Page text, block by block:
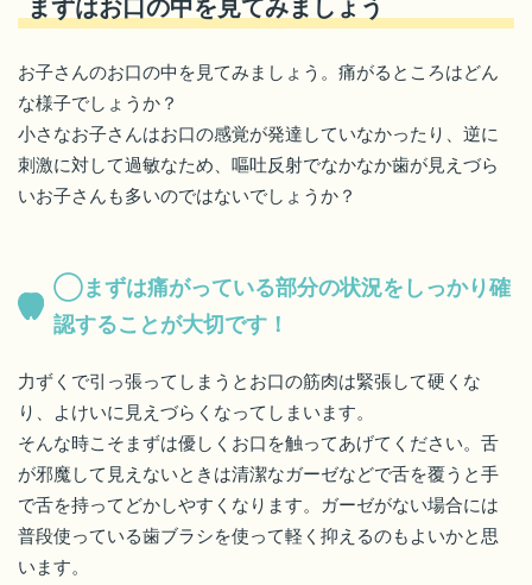
まずはお口の中を見てみましょう
お子さんのお口の中を見てみましょう。痛がるところはどん
な様子でしょうか？
小さなお子さんはお口の感覚が発達していなかったり、逆に
刺激に対して過敏なため、嘔吐反射でなかなか歯が見えづら
いお子さんも多いのではないでしょうか？
◯まずは痛がっている部分の状況をしっかり確
認することが大切です！
力ずくで引っ張ってしまうとお口の筋肉は緊張して硬くな
り、よけいに見えづらくなってしまいます。
そんな時こそまずは優しくお口を触ってあげてください。舌
が邪魔して見えないときは清潔なガーゼなどで舌を覆うと手
で舌を持ってどかしやすくなります。ガーゼがない場合には
普段使っている歯ブラシを使って軽く抑えるのもよいかと思
います。